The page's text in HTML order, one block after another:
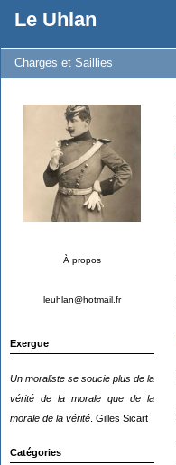
Le Uhlan
Charges et Saillies
À propos
leuhlan@hotmail.fr
Exergue
Un moraliste se soucie plus de la
vérité de la morale que de la
morale de la vérité . Gilles Sicart
Catégories